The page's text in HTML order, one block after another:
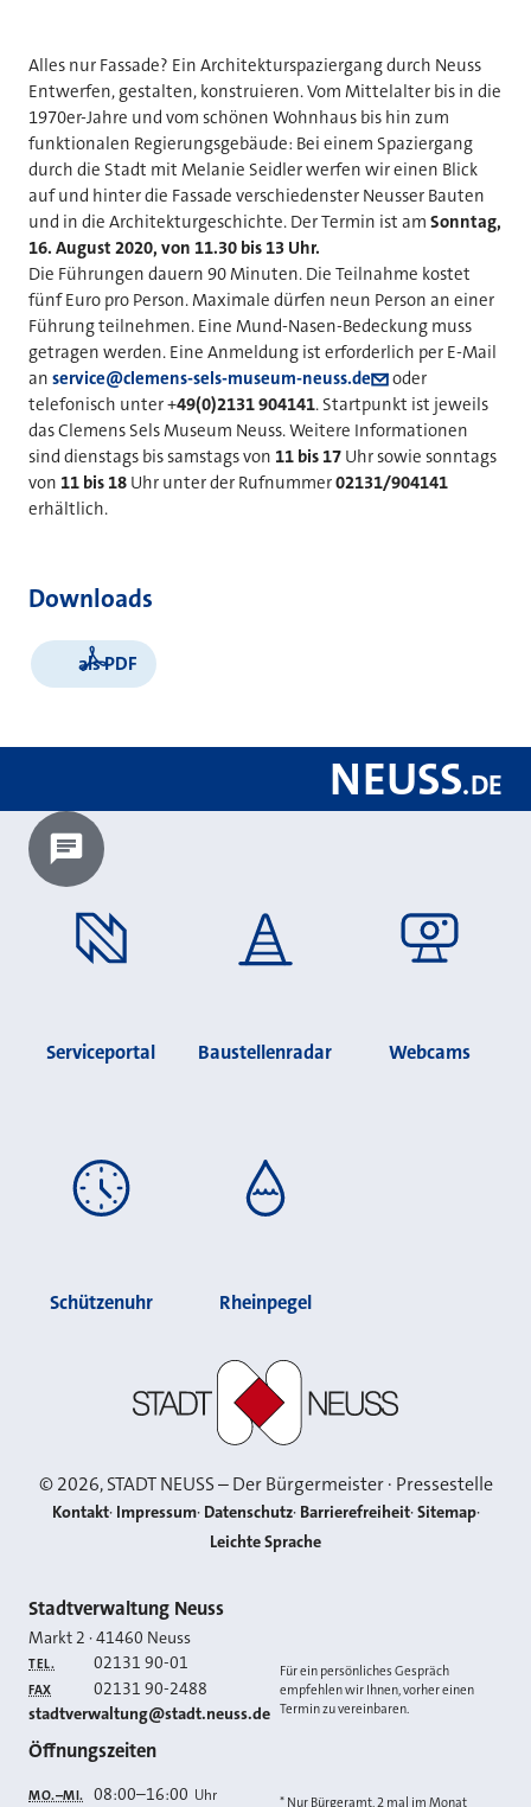
Alles nur Fassade? Ein Architekturspaziergang durch Neuss
Entwerfen, gestalten, konstruieren. Vom Mittelalter bis in die
1970er-Jahre und vom schönen Wohnhaus bis hin zum
funktionalen Regierungsgebäude: Bei einem Spaziergang
durch die Stadt mit Melanie Seidler werfen wir einen Blick
auf und hinter die Fassade verschiedenster Neusser Bauten
und in die Architekturgeschichte. Der Termin ist am Sonntag,
16. August 2020, von 11.30 bis 13 Uhr.
Die Führungen dauern 90 Minuten. Die Teilnahme kostet
fünf Euro pro Person. Maximale dürfen neun Person an einer
Führung teilnehmen. Eine Mund-Nasen-Bedeckung muss
getragen werden. Eine Anmeldung ist erforderlich per E-Mail
an service@clemens-sels-museum-neuss.de
oder
telefonisch unter +49(0)2131 904141. Startpunkt ist jeweils
das Clemens Sels Museum Neuss. Weitere Informationen
sind dienstags bis samstags von 11 bis 17 Uhr sowie sonntags
von 11 bis 18 Uhr unter der Rufnummer02131/904141
erhältlich.
Downloads
als PDF
NEUSS.DE
Chatbot laden?
Serviceportal Baustellenradar Webcams
Schützenuhr Rheinpegel
©2026, STADT NEUSS – Der Bürgermeister · Pressestelle
Kontakt Impressum Datenschutz Barrierefreiheit Sitemap
Leichte Sprache
Kontakt
Stadtverwaltung Neuss
Markt 2 ·41460 Neuss
TEL. 02131 90-01
FAX 02131 90-2488
E-MAIL
stadtverwaltung@stadt.neuss.de
Für ein persönliches Gespräch
empfehlen wir Ihnen, vorher einen
Termin zu vereinbaren.
Öffnungszeiten
MO.–MI. 08:00–16:00 Uhr * Nur Bürgeramt, 2 mal im Monat